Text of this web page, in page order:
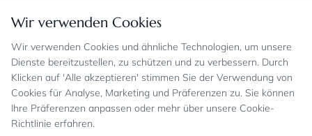
Wir verwenden Cookies
Wir verwenden Cookies und ähnliche Technologien, um unsere
Dienste bereitzustellen, zu schützen und zu verbessern. Durch
Klicken auf 'Alle akzeptieren' stimmen Sie der Verwendung von
Cookies für Analyse, Marketing und Präferenzen zu. Sie können
Ihre Präferenzen anpassen oder mehr über unsere Cookie-
Richtlinie erfahren.
Zahlungsmöglichkeiten
Stoffprobenanfrage
Gutschein
Sicheres Einkaufen und Retoureninfo
FAQ
Jobs
Bekannt aus
Informationen
Kontakt
Showrooms
Datenschutz
Allgemeine Geschäftsbedingungen
Widerrufsrecht, Widerrufsfolgen
Sicheres Einkaufen
Echte Kundenbewertungen
Überweisung erst kurz vor Lieferung
Oder per PayPal (mit Käuferschutz)
Zahlungsarten